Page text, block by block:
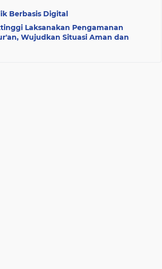
Berbasis Digital
Laksanakan Pengamanan
Wujudkan Situasi Aman dan